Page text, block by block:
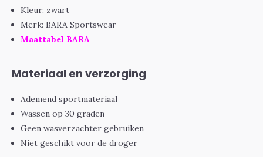
Kleur: zwart
Merk: BARA Sportswear
Maattabel BARA
Materiaal en verzorging
Ademend sportmateriaal
Wassen op 30 graden
Geen wasverzachter gebruiken
Niet geschikt voor de droger